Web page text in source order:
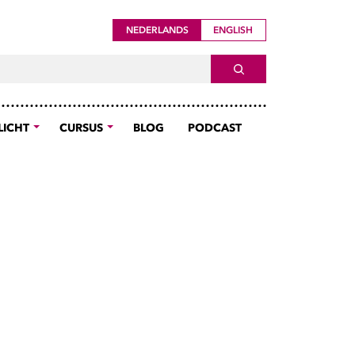
NEDERLANDS ENGLISH
SEARCH
CURSUS BLOG PODCAST
van